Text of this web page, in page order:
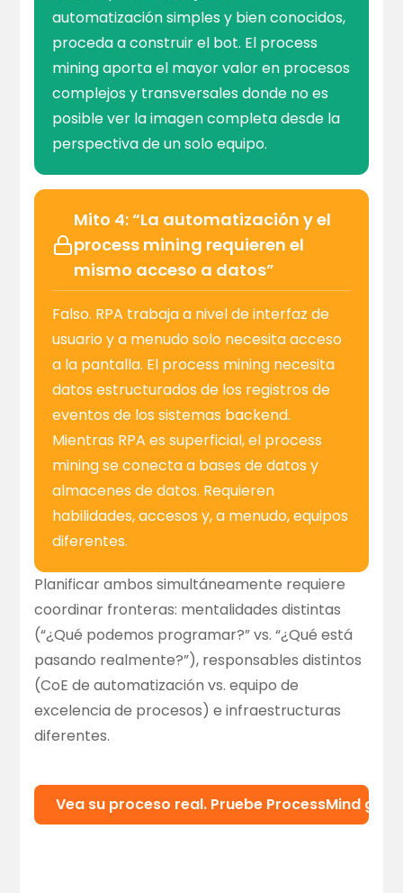
automatización simples y bien conocidos,
proceda a construir el bot. El process
mining aporta el mayor valor en procesos
complejos y transversales donde no es
posible ver la imagen completa desde la
perspectiva de un solo equipo.
Mito 4: “La automatización y el
process mining requieren el
mismo acceso a datos”
Falso. RPA trabaja a nivel de interfaz de
usuario y a menudo solo necesita acceso
a la pantalla. El process mining necesita
datos estructurados de los registros de
eventos de los sistemas backend.
Mientras RPA es superficial, el process
mining se conecta a bases de datos y
almacenes de datos. Requieren
habilidades, accesos y, a menudo, equipos
diferentes.
Planificar ambos simultáneamente requiere
coordinar fronteras: mentalidades distintas
(“¿Qué podemos programar?” vs. “¿Qué está
pasando realmente?”), responsables distintos
(CoE de automatización vs. equipo de
excelencia de procesos) e infraestructuras
diferentes.
Vea su proceso real. Pruebe ProcessMind